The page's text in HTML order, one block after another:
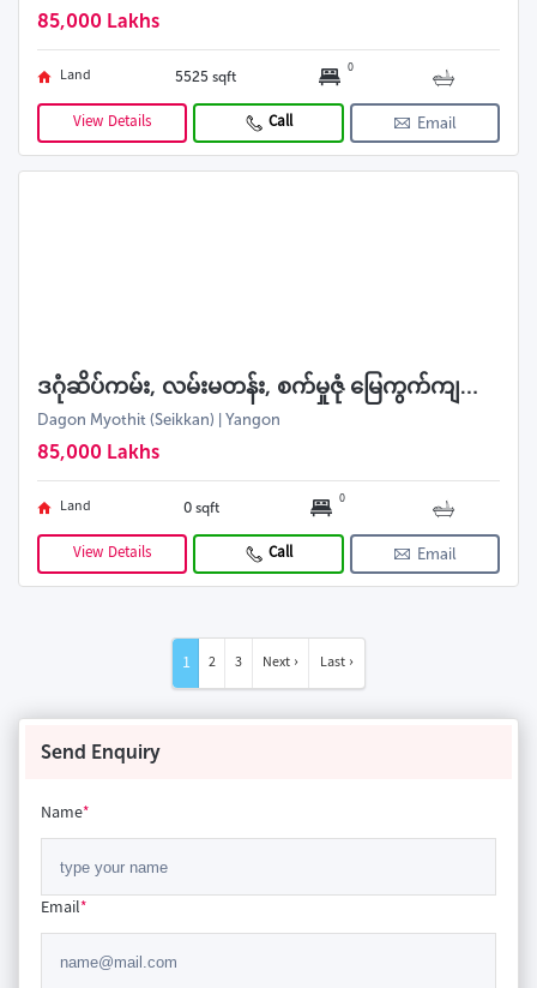
85,000 Lakhs
Land 5525 sqft 0
View Details Call Email
ဒဂုံဆိပ်ကမ်း, လမ်းမတန်း, စက်မှုဇုံ မြေကွက်ကျယ်အရောင်း
Dagon Myothit (Seikkan) | Yangon
85,000 Lakhs
Land 0 sqft 0
View Details Call Email
1 2 3 Next › Last ›
Send Enquiry
Name*
Email*